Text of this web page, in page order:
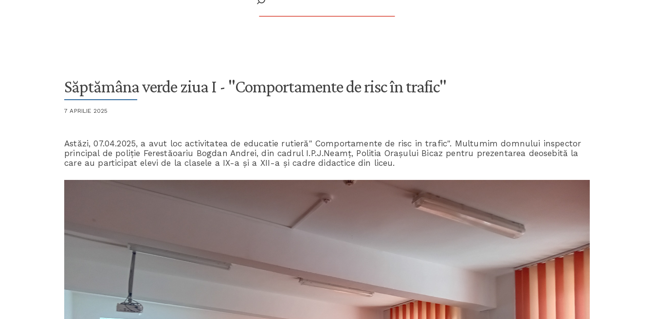
Săptămâna verde ziua I - "Comportamente de risc în trafic"
7 APRILIE 2025
Astăzi, 07.04.2025, a avut loc activitatea de educatie rutieră" Comportamente de risc in trafic". Multumim domnului inspector
principal de poliție Ferestăoariu Bogdan Andrei, din cadrul I.P.J.Neamț, Politia Orașului Bicaz pentru prezentarea deosebită la
care au participat elevi de la clasele a IX-a și a XII-a și cadre didactice din liceu.